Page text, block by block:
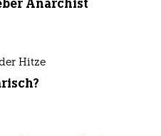
Anarchist
Hitze